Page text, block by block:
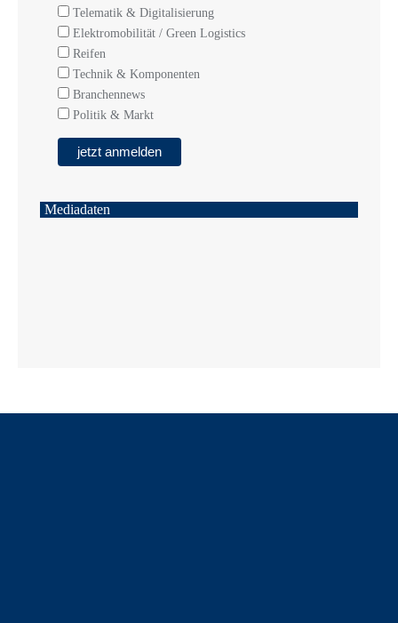
Telematik & Digitalisierung
Elektromobilität / Green Logistics
Reifen
Technik & Komponenten
Branchennews
Politik & Markt
Mediadaten